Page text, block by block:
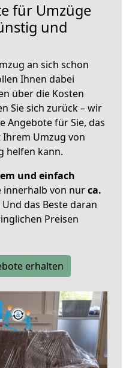
für Umzüge
und
an sich schon
Ihnen dabei
über die Kosten
Sie sich zurück – wir
Angebote für Sie, das
Ihrem Umzug von
helfen kann.
und einfach
innerhalb von nurca.
das Beste daran
Preisen
erhalten